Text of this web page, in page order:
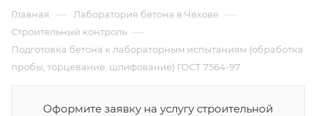
Главная — Лаборатория бетона в Чехове —
Строительный контроль —
Подготовка бетона к лабораторным испытаниям (обработка
пробы, торцевание, шлифование) ГОСТ 7564-97
Оформите заявку на услугу строительной